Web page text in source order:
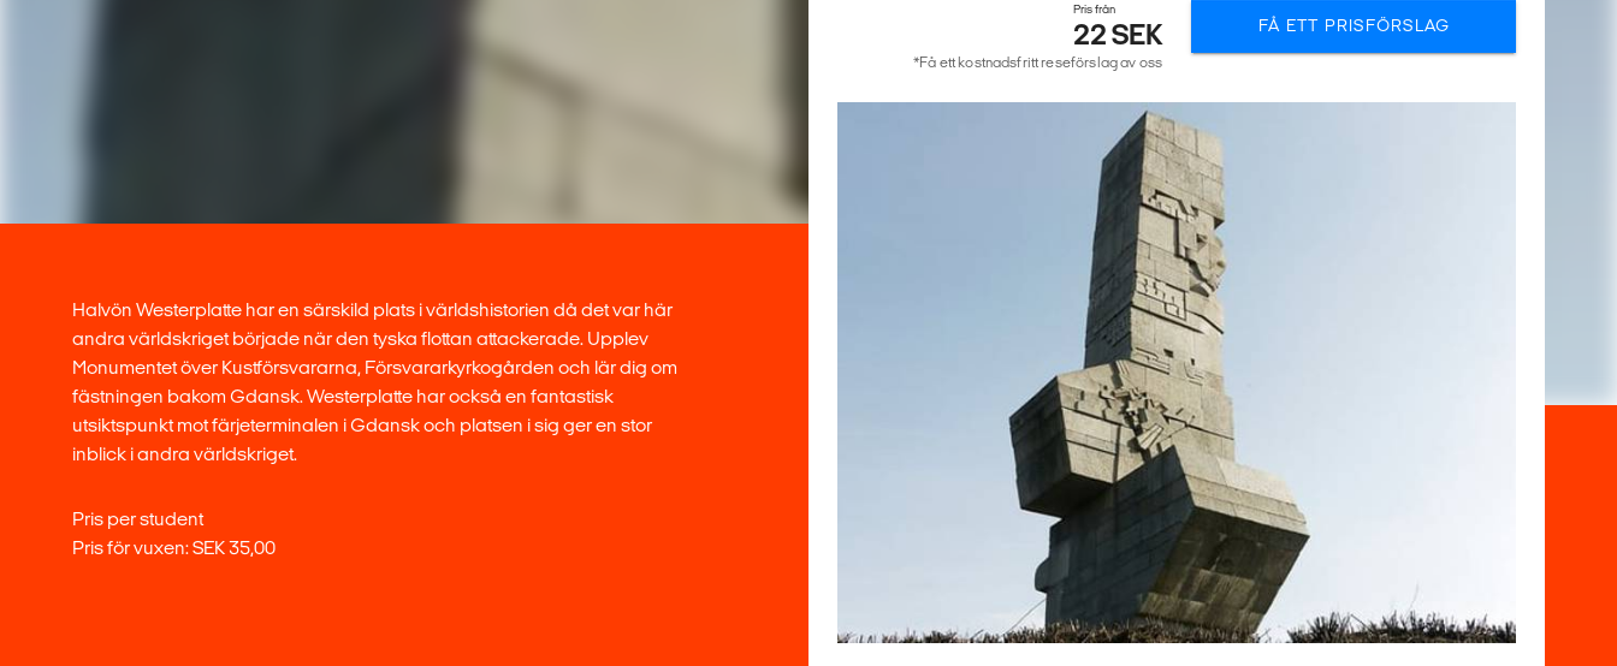
Halvön Westerplatte har en särskild plats i världshistorien då det var här
andra världskriget började när den tyska flottan attackerade. Upplev
Monumentet över Kustförsvararna, Försvararkyrkogården och lär dig om
fästningen bakom Gdansk. Westerplatte har också en fantastisk
utsiktspunkt mot färjeterminalen i Gdansk och platsen i sig ger en stor
inblick i andra världskriget.
Pris per student
Pris för vuxen: SEK 35,00
Pris från
22 SEK
*Få ett kostnadsfritt reseförslag av oss
FÅ ETT PRISFÖRSLAG